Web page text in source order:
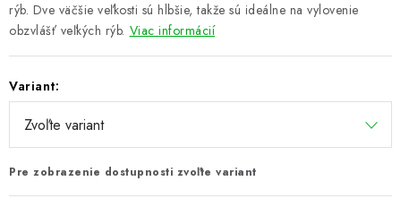
ZNAČKY
rýb. Dve väčšie veľkosti sú hlbšie, takže sú ideálne na vylovenie
obzvlášť veľkých rýb. Viac informácií
Variant:
Pre zobrazenie dostupnosti zvoľte variant